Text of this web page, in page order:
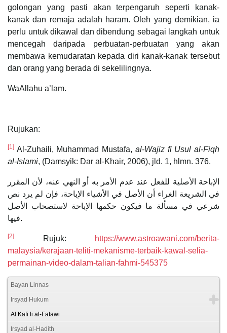
golongan yang pasti akan terpengaruh seperti kanak-
kanak dan remaja adalah haram. Oleh yang demikian, ia
perlu untuk dikawal dan dibendung sebagai langkah untuk
mencegah daripada perbuatan-perbuatan yang akan
membawa kemudaratan kepada diri kanak-kanak tersebut
dan orang yang berada di sekelilingnya.
WaAllahu a’lam.
Rujukan:
[1] Al-Zuhaili, Muhammad Mustafa, al-Wajiz fi Usul al-Fiqh
al-Islami, (Damsyik: Dar al-Khair, 2006), jld. 1, hlmn. 376.
الإباحة الأصلية للفعل عند عدم الأمر به أو النهي عنه، لأن المقرر
في الشريعة الغراء أن ‌الأصل ‌في ‌الأشياء ‌الإباحة، فإن لم يرد نص
شرعي في مسألة ما فيكون حكمها الإباحة لاستصحاب الأصل
فيها.
[2] Rujuk:
https://www.astroawani.com/berita-
malaysia/kerajaan-teliti-mekanisme-terbaik-kawal-selia-
permainan-video-dalam-talian-fahmi-545375
Bayan Linnas
Irsyad Hukum
Al Kafi li al-Fatawi
Irsyad al-Hadith